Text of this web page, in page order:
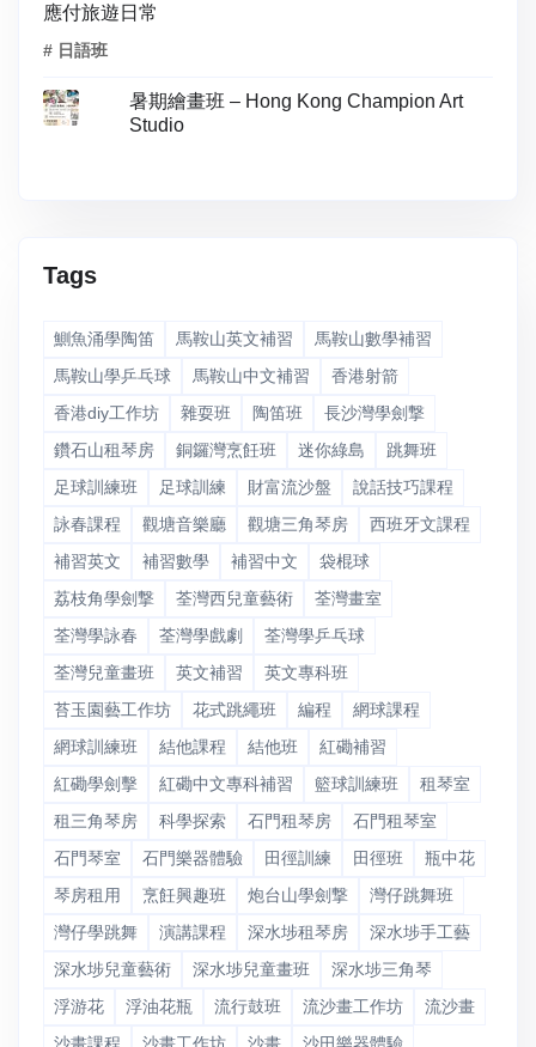
應付旅遊日常
# 日語班
暑期繪畫班 – Hong Kong Champion Art
Studio
Tags
鰂魚涌學陶笛 馬鞍山英文補習
馬鞍山數學補習
馬鞍山學乒乓球
馬鞍山中文補習
香港射箭
香港diy工作坊
雜耍班 陶笛班
長沙灣學劍撃
鑽石山租琴房
銅鑼灣烹飪班 迷你綠島
跳舞班
足球訓練班
足球訓練 財富流沙盤
說話技巧課程
詠春課程
觀塘音樂廳 觀塘三角琴房
西班牙文課程
補習英文
補習數學 補習中文
袋棍球
荔枝角學劍撃
荃灣西兒童藝術
荃灣畫室
荃灣學詠春
荃灣學戲劇
荃灣學乒乓球
荃灣兒童畫班
英文補習
英文專科班
苔玉園藝工作坊
花式跳繩班 編程
網球課程
網球訓練班
結他課程 結他班
紅磡補習
紅磡學劍擊
紅磡中文專科補習 籃球訓練班
租琴室
租三角琴房
科學探索 石門租琴房
石門租琴室
石門琴室
石門樂器體驗 田徑訓練 田徑班
瓶中花
琴房租用
烹飪興趣班 炮台山學劍撃
灣仔跳舞班
灣仔學跳舞
演講課程 深水埗租琴房
深水埗手工藝
深水埗兒童藝術
深水埗兒童畫班
深水埗三角琴
浮游花
浮油花瓶 流行鼓班 流沙畫工作坊
流沙畫
沙畫課程
沙畫工作坊 沙畫 沙田樂器體驗